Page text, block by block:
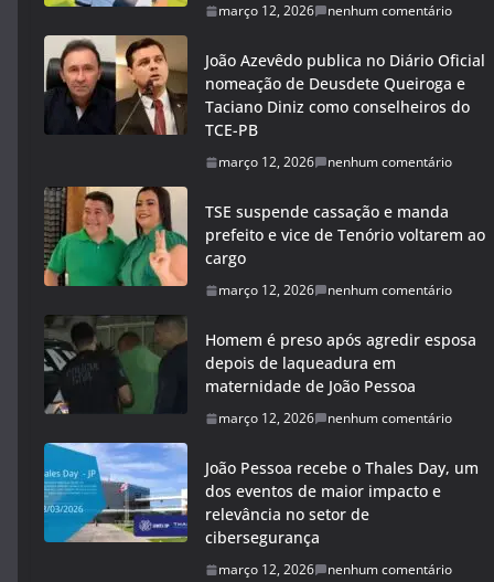
março 12, 2026 nenhum comentário
João Azevêdo publica no Diário Oficial
nomeação de Deusdete Queiroga e
Taciano Diniz como conselheiros do
TCE-PB
março 12, 2026 nenhum comentário
TSE suspende cassação e manda
prefeito e vice de Tenório voltarem ao
cargo
março 12, 2026 nenhum comentário
Homem é preso após agredir esposa
depois de laqueadura em
maternidade de João Pessoa
março 12, 2026 nenhum comentário
João Pessoa recebe o Thales Day, um
dos eventos de maior impacto e
relevância no setor de
cibersegurança
março 12, 2026 nenhum comentário